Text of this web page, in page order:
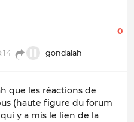
gondalah
0
que les réactions de
(haute figure du forum
y a mis le lien de la